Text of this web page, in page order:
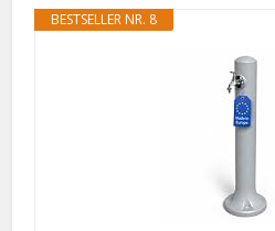
BESTSELLER NR. 8